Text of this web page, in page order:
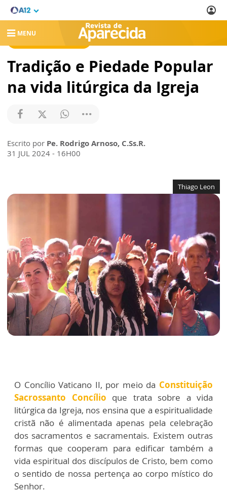
MENU
REVISTA DE APARECIDA
Tradição e Piedade Popular
na vida litúrgica da Igreja
Escrito por Pe. Rodrigo Arnoso, C.Ss.R.
31 JUL 2024 - 16H00
Thiago Leon
O Concílio Vaticano II, por meio da Constituição
Sacrossanto Concílio que trata sobre a vida
litúrgica da Igreja, nos ensina que a espiritualidade
cristã não é alimentada apenas pela celebração
dos sacramentos e sacramentais. Existem outras
formas que cooperam para edificar também a
vida espiritual dos discípulos de Cristo, bem como
o sentido de nossa pertença ao corpo místico do
Senhor.